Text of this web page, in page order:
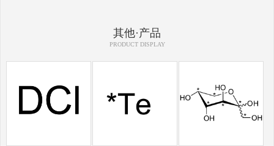
其他·产品
PRODUCT DISPLAY